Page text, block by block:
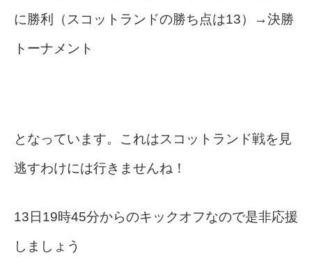
に勝利（スコットランドの勝ち点は13）→決勝
トーナメント
となっています。これはスコットランド戦を見
逃すわけには行きませんね！
13日19時45分からのキックオフなので是非応援
しましょう